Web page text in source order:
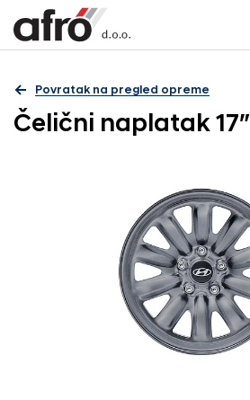
Povratak na pregled opreme
Čelični naplatak 17″